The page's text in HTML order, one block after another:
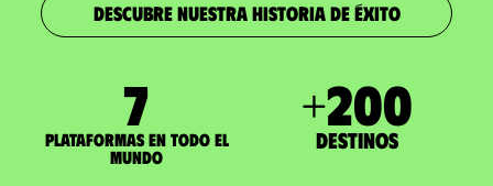
DESCUBRE NUESTRA HISTORIA DE ÉXITO
7
Plataformas en todo el
mundo
+200
Destinos